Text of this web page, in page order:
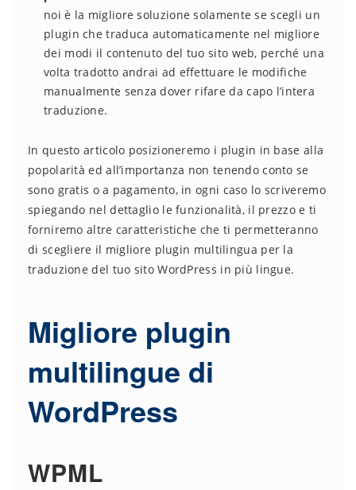
noi è la migliore soluzione solamente se scegli un
plugin che traduca automaticamente nel migliore
dei modi il contenuto del tuo sito web, perché una
volta tradotto andrai ad effettuare le modifiche
manualmente senza dover rifare da capo l’intera
traduzione.
In questo articolo posizioneremo i plugin in base alla
popolarità ed all’importanza non tenendo conto se
sono gratis o a pagamento, in ogni caso lo scriveremo
spiegando nel dettaglio le funzionalità, il prezzo e ti
forniremo altre caratteristiche che ti permetteranno
di scegliere il migliore plugin multilingua per la
traduzione del tuo sito WordPress in più lingue.
Migliore plugin
multilingue di
WordPress
WPML